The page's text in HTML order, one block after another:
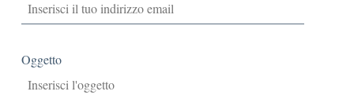
Oggetto